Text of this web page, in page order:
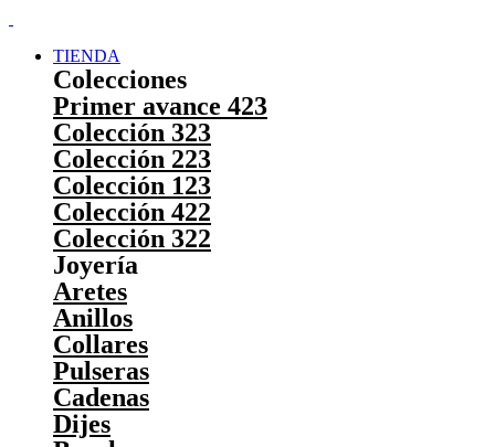
TIENDA
Colecciones
Primer avance 423
Colección 323
Colección 223
Colección 123
Colección 422
Colección 322
Joyería
Aretes
Anillos
Collares
Pulseras
Cadenas
Dijes